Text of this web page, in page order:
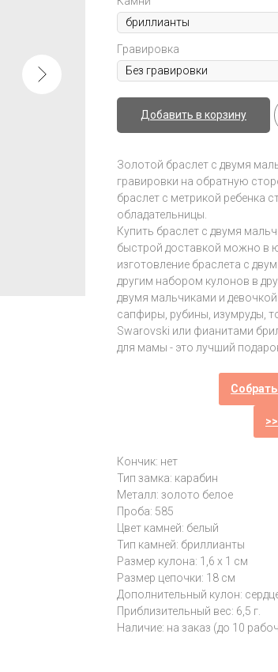
Гравировка
Добавить в корзину
Золотой браслет с двумя
гравировки на обратную
браслет с метрикой ребенка
обладательницы.
Купить браслет с двумя
быстрой доставкой можно в
изготовление браслета с
другим набором кулонов в
двумя мальчиками и
сапфиры, рубины, изумруды,
Swarovski или фианитами
для мамы - это лучший
Кончик: нет
Тип замка: карабин
Металл: золото белое
Проба: 585
Цвет камней: белый
Тип камней: бриллианты
Размер кулона: 1,6 х 1 см
Размер цепочки: 18 см
Дополнительный кулон:
Приблизительный вес: 6,5 г.
Наличие: на заказ (до 10